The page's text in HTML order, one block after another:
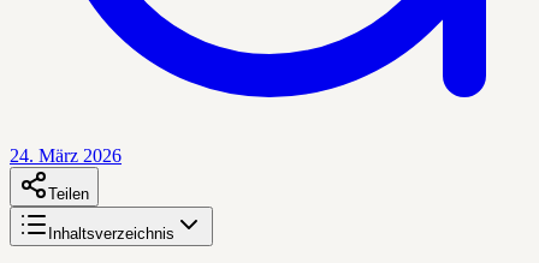
24. März 2026
Teilen
Inhaltsverzeichnis